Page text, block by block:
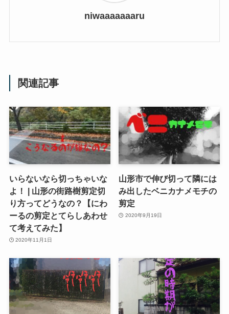
niwaaaaaaaru
関連記事
いらないなら切っちゃいな
よ！ | 山形の街路樹剪定切
り方ってどうなの？【にわ
ーるの剪定とてらしあわせ
て考えてみた】
2020年11月1日
山形市で伸び切って隣には
み出したベニカナメモチの
剪定
2020年9月19日